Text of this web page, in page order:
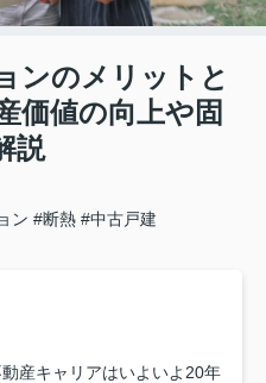
ンのメリットと
価値の向上や固
説
ン #断熱 #中古戸建
産キャリアはいよいよ20年